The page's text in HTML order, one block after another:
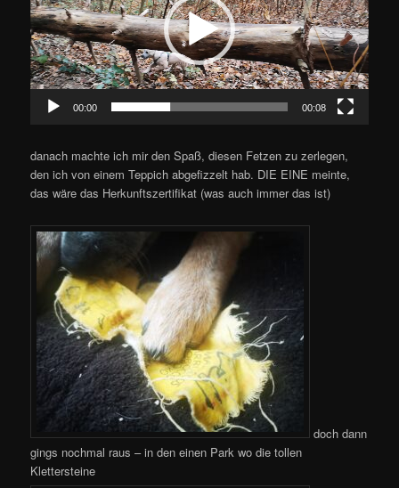
00:00 00:08
danach machte ich mir den Spaß, diesen Fetzen zu zerlegen,
den ich von einem Teppich abgefizzelt hab. DIE EINE meinte,
das wäre das Herkunftszertifikat (was auch immer das ist)
doch dann
gings nochmal raus – in den einen Park wo die tollen
Klettersteine